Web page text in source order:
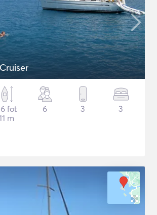
fot
m
6 3 3